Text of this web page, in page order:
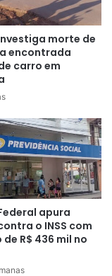
(4º BPM)
ao Hospital
o óbito de
segundo
31 anos, foi
onde
morte de
encontrada
carro em
apura
o INSS com
R$ 436 mil no